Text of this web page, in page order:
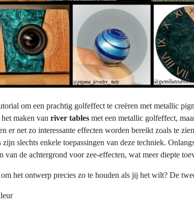
om een prachtig golfeffect te creëren met metallic
maken van river tables met een metallic golfeffect,
er net zo interessante effecten worden bereikt zoals te
zijn slechts enkele toepassingen van deze techniek.
van de achtergrond voor zee-effecten, wat meer diepte
het ontwerp precies zo te houden als jij het wilt? De